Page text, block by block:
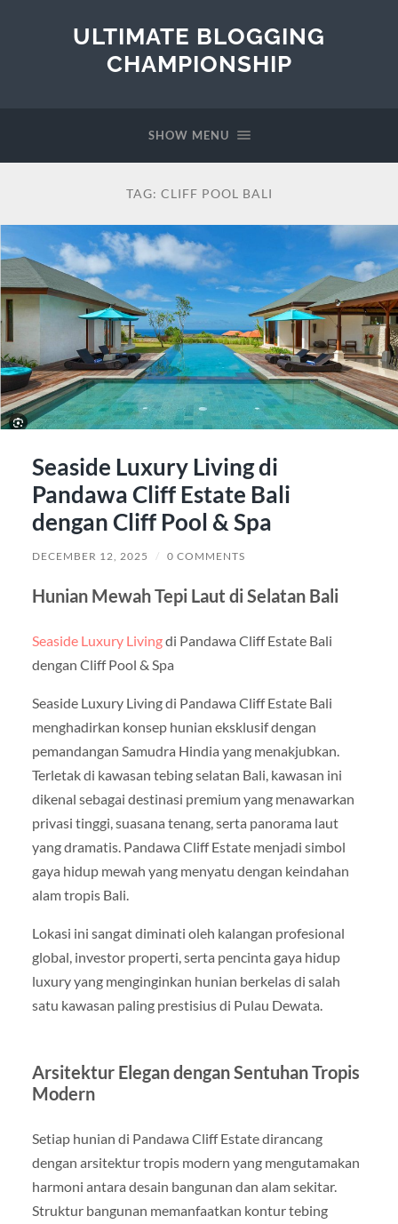
ULTIMATE BLOGGING
CHAMPIONSHIP
SHOW MENU
TAG: CLIFF POOL BALI
Seaside Luxury Living di
Pandawa Cliff Estate Bali
dengan Cliff Pool & Spa
DECEMBER 12, 2025 / 0 COMMENTS
Hunian Mewah Tepi Laut di Selatan Bali
Seaside Luxury Livingdi Pandawa Cliff Estate Bali
dengan Cliff Pool & Spa
Seaside Luxury Living di Pandawa Cliff Estate Bali
menghadirkan konsep hunian eksklusif dengan
pemandangan Samudra Hindia yang menakjubkan.
Terletak di kawasan tebing selatan Bali, kawasan ini
dikenal sebagai destinasi premium yang menawarkan
privasi tinggi, suasana tenang, serta panorama laut
yang dramatis. Pandawa Cliff Estate menjadi simbol
gaya hidup mewah yang menyatu dengan keindahan
alam tropis Bali.
Lokasi ini sangat diminati oleh kalangan profesional
global, investor properti, serta pencinta gaya hidup
luxury yang menginginkan hunian berkelas di salah
satu kawasan paling prestisius di Pulau Dewata.
Arsitektur Elegan dengan Sentuhan Tropis
Modern
Setiap hunian di Pandawa Cliff Estate dirancang
dengan arsitektur tropis modern yang mengutamakan
harmoni antara desain bangunan dan alam sekitar.
Struktur bangunan memanfaatkan kontur tebing